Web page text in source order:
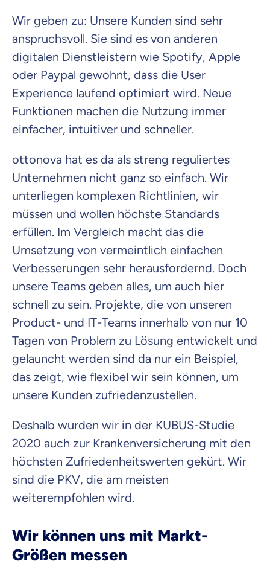
Wir geben zu: Unsere Kunden sind sehr
anspruchsvoll. Sie sind es von anderen
digitalen Dienstleistern wie Spotify, Apple
oder Paypal gewohnt, dass die User
Experience laufend optimiert wird. Neue
Funktionen machen die Nutzung immer
einfacher, intuitiver und schneller.
ottonova hat es da als streng reguliertes
Unternehmen nicht ganz so einfach. Wir
unterliegen komplexen Richtlinien, wir
müssen und wollen höchste Standards
erfüllen. Im Vergleich macht das die
Umsetzung von vermeintlich einfachen
Verbesserungen sehr herausfordernd. Doch
unsere Teams geben alles, um auch hier
schnell zu sein. Projekte, die von unseren
Product- und IT-Teams innerhalb von nur 10
Tagen von Problem zu Lösung entwickelt und
gelauncht werden sind da nur ein Beispiel,
das zeigt, wie flexibel wir sein können, um
unsere Kunden zufriedenzustellen.
Deshalb wurden wir in der KUBUS-Studie
2020 auch zur Krankenversicherung mit den
höchsten Zufriedenheitswerten gekürt. Wir
sind die PKV, die am meisten
weiterempfohlen wird.
Wir können uns mit Markt-
Größen messen